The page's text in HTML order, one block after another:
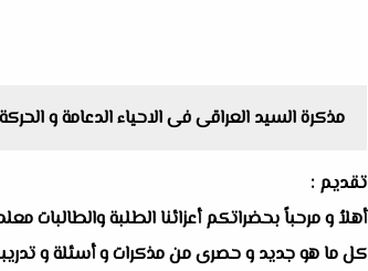
مذكرة السيد العراقى فى الاحياء الدعامة و الحركة و
تقديم :
أهلاُ و مرحباً بحضراتكم أعزائنا الطلبة والطالبات
كل ما هو جديد و حصرى من مذكرات و أسئلة و